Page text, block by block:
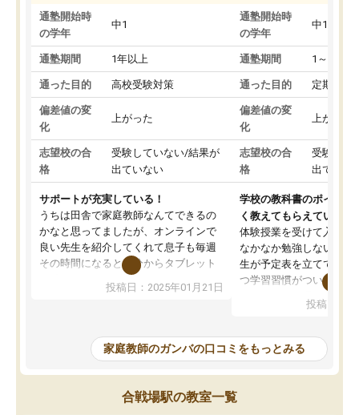
通塾開始時
の学年
中1
通塾期間 1年以上
通った目的 高校受験対策
偏差値の変
化
上がった
志望校の合
格
受験していない/結果が
出ていない
サポートが充実している！
うちは田舎で家庭教師なんてできるの
かなと思ってましたが、オンラインで
良い先生を紹介してくれて息子も毎週
その時間になると自分からタブレット
を開いてzoomを繋げるようになりまし
た！5科目なんでもOKなのもとても気
めて1年ほどだった今では平均点以上の
科目が増えてきました！あと1年受験ま
であるので無料の週末教室を使用しな
がら頑張って欲しいと思います！
投稿日：2025年01月21日
通塾開始時
の学年
中1
通塾期間 1～3ヵ月
通った目的 定期テス
偏差値の変
化
上がった
志望校の合
格
受験して
出ていな
学校の教科書のポイント
く教えてもらえている
体験授業を受けて入塾し
なかなか勉強しない息子
生が予定表を立ててくれ
つ学習習慣がついてきま
指導が無い日も予定表
問できるのでとても助か
投稿日：
家庭教師のガンバの口コミをもっとみる
合戦場駅の教室一覧